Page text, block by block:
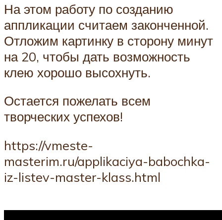
На этом работу по созданию
аппликации считаем законченной.
Отложим картинку в сторону минут
на 20, чтобы дать возможность
клею хорошо высохнуть.
Остается пожелать всем
творческих успехов!
https://vmeste-
masterim.ru/applikaciya-babochka-
iz-listev-master-klass.html